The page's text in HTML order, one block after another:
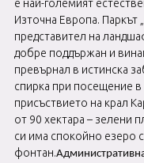
е най-големият
Източна Европа. Паркът
представител на
добре поддържан и
превърнал в истинска
спирка при посещение в
присъствието на крал
от 90 хектара – зелени
си има спокойно езеро
фонтан.